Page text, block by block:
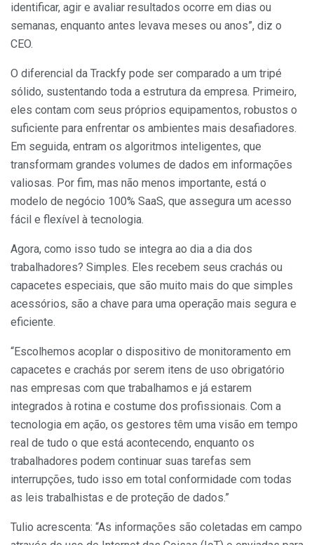
identificar, agir e avaliar resultados ocorre em dias ou
semanas, enquanto antes levava meses ou anos”, diz o
CEO.
O diferencial da Trackfy pode ser comparado a um tripé
sólido, sustentando toda a estrutura da empresa. Primeiro,
eles contam com seus próprios equipamentos, robustos o
suficiente para enfrentar os ambientes mais desafiadores.
Em seguida, entram os algoritmos inteligentes, que
transformam grandes volumes de dados em informações
valiosas. Por fim, mas não menos importante, está o
modelo de negócio 100% SaaS, que assegura um acesso
fácil e flexível à tecnologia.
Agora, como isso tudo se integra ao dia a dia dos
trabalhadores? Simples. Eles recebem seus crachás ou
capacetes especiais, que são muito mais do que simples
acessórios, são a chave para uma operação mais segura e
eficiente.
“Escolhemos acoplar o dispositivo de monitoramento em
capacetes e crachás por serem itens de uso obrigatório
nas empresas com que trabalhamos e já estarem
integrados à rotina e costume dos profissionais. Com a
tecnologia em ação, os gestores têm uma visão em tempo
real de tudo o que está acontecendo, enquanto os
trabalhadores podem continuar suas tarefas sem
interrupções, tudo isso em total conformidade com todas
as leis trabalhistas e de proteção de dados.”
Tulio acrescenta: “As informações são coletadas em campo